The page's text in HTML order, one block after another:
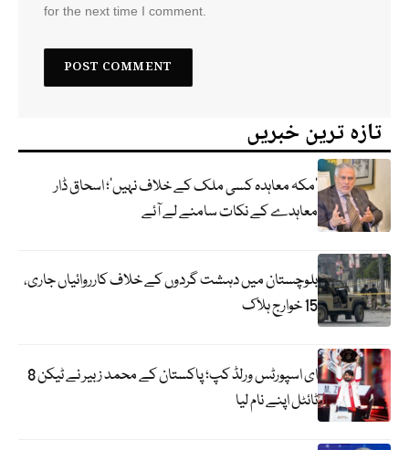
for the next time I comment.
تازہ ترین خبریں
‘مکہ معاہدہ کسی ملک کے خلاف نہیں’؛ اسحاق ڈار
معاہدے کے نکات سامنے لے آئے
بلوچستان میں دہشت گردوں کے خلاف کارروائیاں جاری،
15 خوارج ہلاک
ای اسپورٹس ورلڈ کپ؛ پاکستان کے محمد زبیر نے ٹیکن 8
ٹائٹل اپنے نام لیا